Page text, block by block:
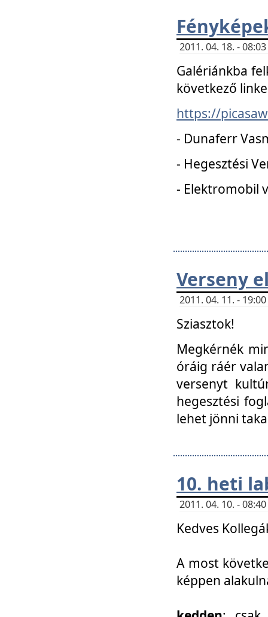
2011. 04. 18. -
Galériánkba
következő
https://
- Dunaferr
- Hegesztési
- Elektromobil
Verseny
2011. 04. 11. -
Sziasztok!
Megkérnék
óráig ráér
versenyt
hegesztési
lehet jönni
10. heti
2011. 04. 10. -
Kedves
A most
képpen